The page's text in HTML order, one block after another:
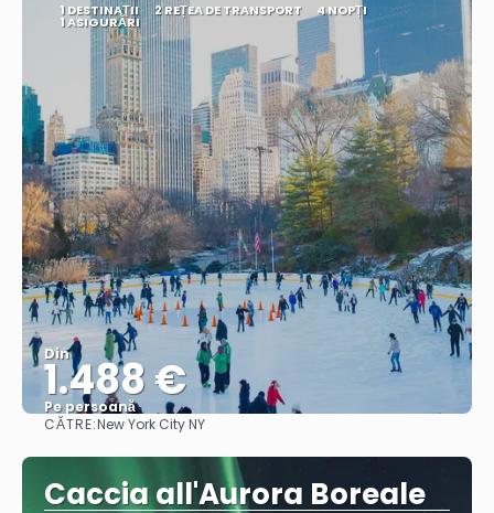
1 DESTINAŢII 2 REȚEA DE TRANSPORT 4 NOPȚI
1 ASIGURĂRI
Din
1.488 €
Pe persoană
CĂTRE:New York City NY
Caccia all'Aurora Boreale